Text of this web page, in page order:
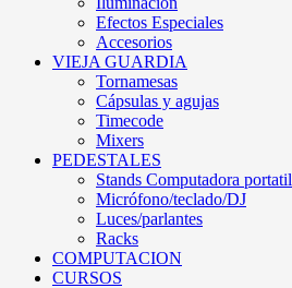
Efectos Especiales
Accesorios
VIEJA GUARDIA
Tornamesas
Cápsulas y agujas
Timecode
Mixers
PEDESTALES
Stands Computadora portatil
Micrófono/teclado/DJ
Luces/parlantes
Racks
COMPUTACION
CURSOS